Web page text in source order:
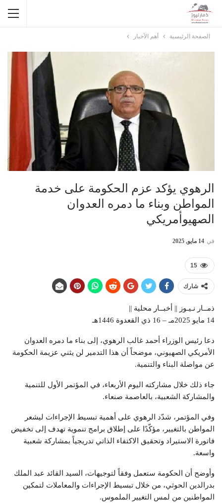
الصفحة الرئيسية أهم الأخبار
الرهوي يؤكد عزم الحكومة على خدمة
المواطن وبناء ما دمره العدوان
الصهيوأمريكي
في 14 مايو, 2025
15
شارك
ذمــار نـيـوز || أخبــار محلية ||
14 مايو 2025مـ – 16 ذي القعدوة 1446هـ
دعا رئيس الوزراء أحمد غالب الرهوي، إلى بناء ما دمره العدوان
الأمريكي الصهيوني، موضحاً أن هذا التدمير لن يثني عزيمة الحكومة
عن مواصلة البناء والتنمية.
جاء ذلك خلال مشاركته اليوم الأربعاء، في المؤتمر الأول للتنمية
والمشاركة الشعبية، بالعاصمة صنعاء.
وفي المؤتمر، شدّد الرهوي على أهمية تبسيط الإجراءات ليشعر
المواطن بالتغيير، مؤكّدًا على إطلاق برامج تنموية تهدف إلى تخفيض
فاتورة الاستيراد وتحقيق الاكتفاء الذاتي تدريجياً بمشاركة شعبية
واسعة.
وأوضح أن الحكومة ستعمل وفقاً لتوجيهات، السيد القائد عبد الملك
بدرالدين الحوثي، من خلال تبسيط الإجراءات والمعاملات لتمكين
المواطنين من لمس التغيير الملموس.